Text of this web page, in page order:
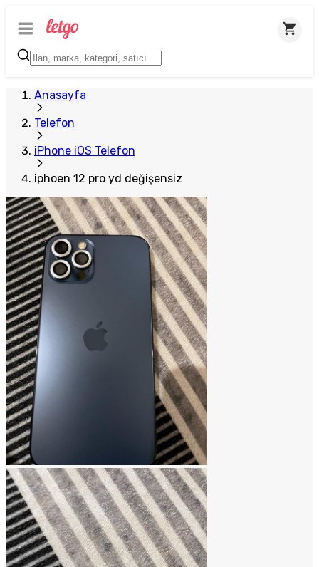
Anasayfa
Telefon
iPhone iOS Telefon
iphoen 12 pro yd değişensiz